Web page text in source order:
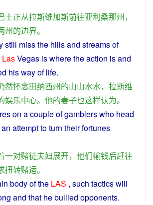
士正从拉斯维加斯前往亚利桑那州，
州的边界。
still missthe hillsand streamsof
LasVegas iswhere the action is and
hiswayof life.
然怀念田纳西州的山山水水， 拉斯维
娱乐中心。 他的妻子也这样认为。
on acoupleofgamblerswho head
attempttoturn theirfortunes
一对赌徒夫妇展开， 他们输钱后赶往
扭转赌运。
bodyofthe LAS , such tacticswill
and that hebullied opponents.